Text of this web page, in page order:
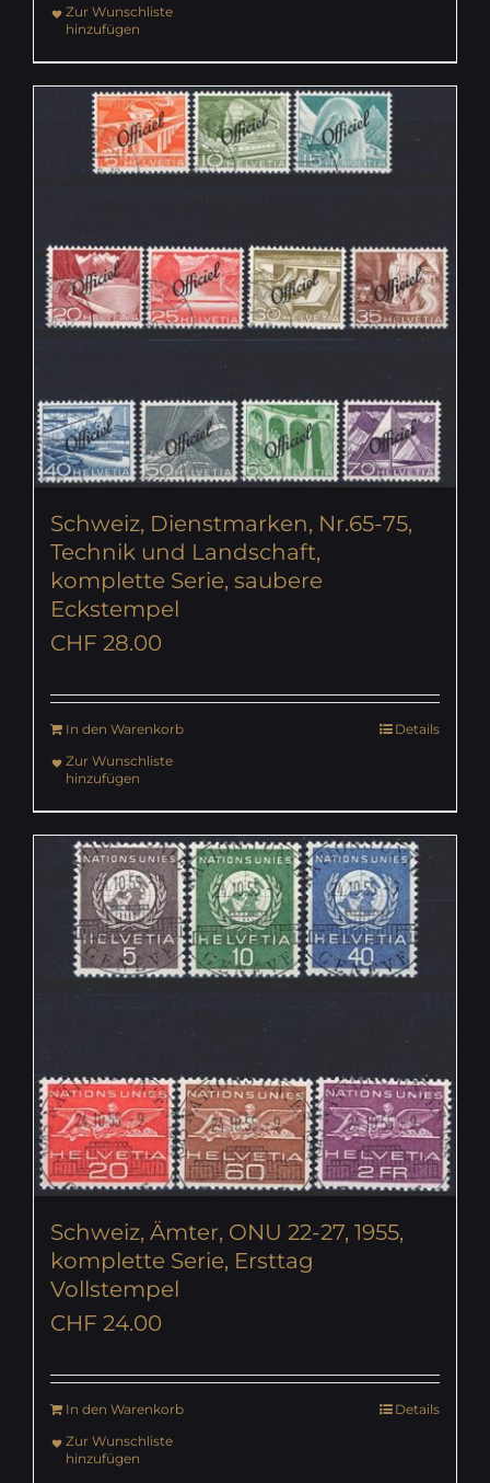
Zur Wunschliste
hinzufügen
Schweiz, Dienstmarken, Nr.65-75,
Technik und Landschaft,
komplette Serie, saubere
Eckstempel
CHF 28.00
In den Warenkorb
Details
Zur Wunschliste
hinzufügen
Schweiz, Ämter, ONU 22-27, 1955,
komplette Serie, Ersttag
Vollstempel
CHF 24.00
In den Warenkorb
Details
Zur Wunschliste
hinzufügen